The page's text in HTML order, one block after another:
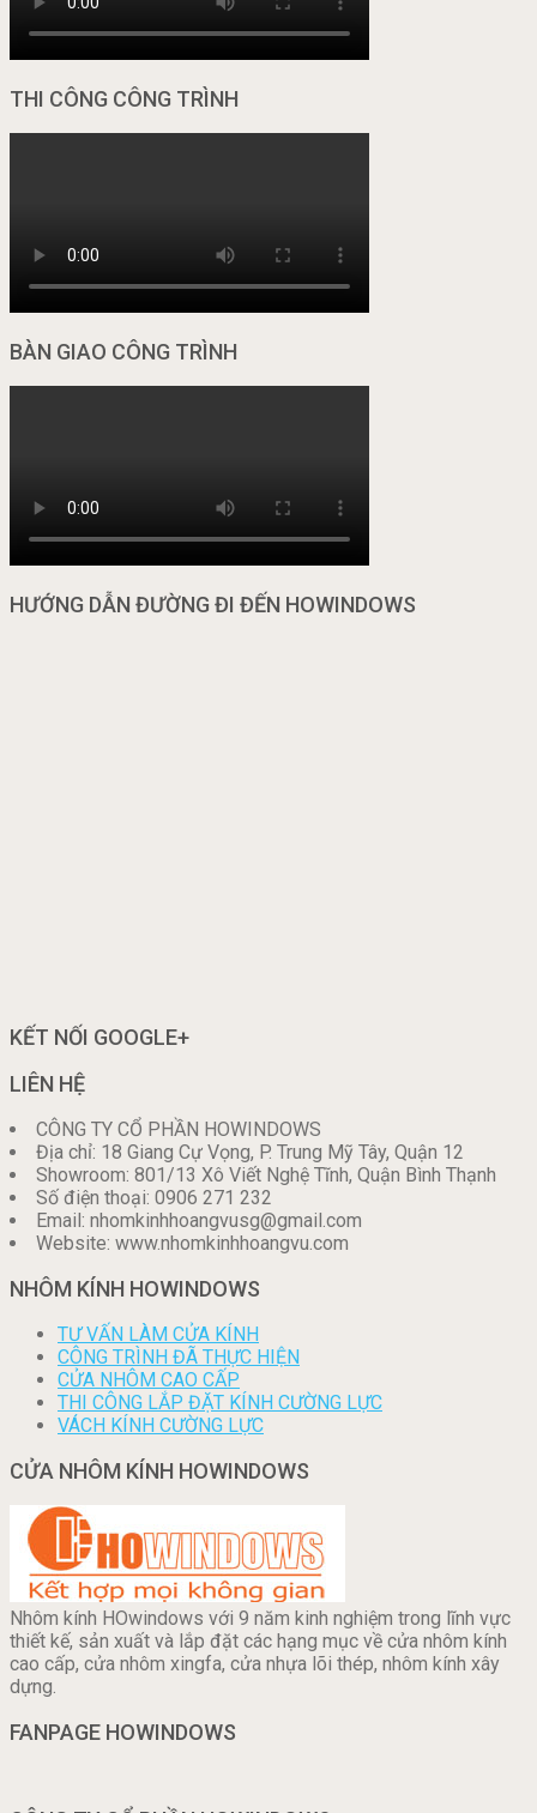
THI CÔNG CÔNG TRÌNH
BÀN GIAO CÔNG TRÌNH
HƯỚNG DẪN ĐƯỜNG ĐI ĐẾN HOWINDOWS
KẾT NỐI GOOGLE+
LIÊN HỆ
CÔNG TY CỔ PHẦN HOWINDOWS
Địa chỉ: 18 Giang Cự Vọng, P. Trung Mỹ Tây, Quận 12
Showroom: 801/13 Xô Viết Nghệ Tĩnh, Quận Bình Thạnh
Số điện thoại: 0906 271 232
Email: nhomkinhhoangvusg@gmail.com
Website: www.nhomkinhhoangvu.com
NHÔM KÍNH HOWINDOWS
TƯ VẤN LÀM CỬA KÍNH
CÔNG TRÌNH ĐÃ THỰC HIỆN
CỬA NHÔM CAO CẤP
THI CÔNG LẮP ĐẶT KÍNH CƯỜNG LỰC
VÁCH KÍNH CƯỜNG LỰC
CỬA NHÔM KÍNH HOWINDOWS
Nhôm kính HOwindows với 9 năm kinh nghiệm trong lĩnh vực
thiết kế, sản xuất và lắp đặt các hạng mục về cửa nhôm kính
cao cấp, cửa nhôm xingfa, cửa nhựa lõi thép, nhôm kính xây
dựng.
FANPAGE HOWINDOWS